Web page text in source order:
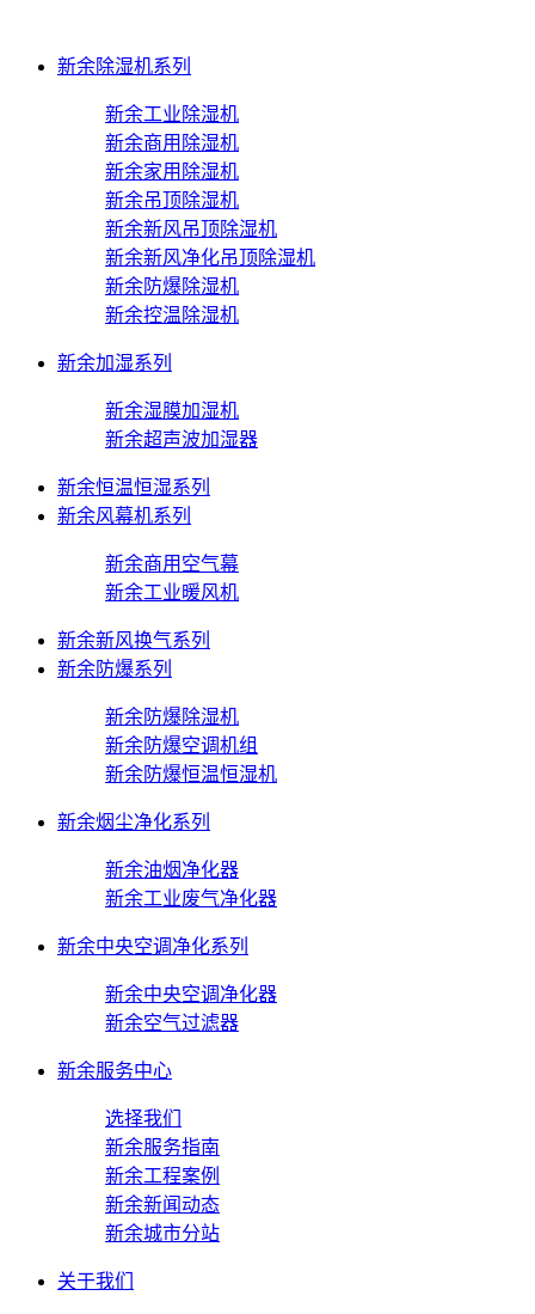
新余除湿机系列
新余工业除湿机
新余商用除湿机
新余家用除湿机
新余吊顶除湿机
新余新风吊顶除湿机
新余新风净化吊顶除湿机
新余防爆除湿机
新余控温除湿机
新余加湿系列
新余湿膜加湿机
新余超声波加湿器
新余恒温恒湿系列
新余风幕机系列
新余商用空气幕
新余工业暖风机
新余新风换气系列
新余防爆系列
新余防爆除湿机
新余防爆空调机组
新余防爆恒温恒湿机
新余烟尘净化系列
新余油烟净化器
新余工业废气净化器
新余中央空调净化系列
新余中央空调净化器
新余空气过滤器
新余服务中心
选择我们
新余服务指南
新余工程案例
新余新闻动态
新余城市分站
关于我们